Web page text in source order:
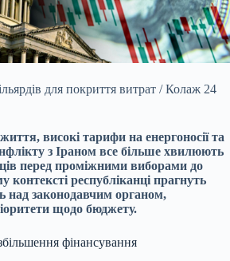
для покриття витрат / Колаж 24
високі тарифи на енергоносії та
з Іраном все більше хвилюють
перед проміжними виборами до
контексті республіканці прагнуть
над законодавчим органом,
щодо бюджету.
фінансування